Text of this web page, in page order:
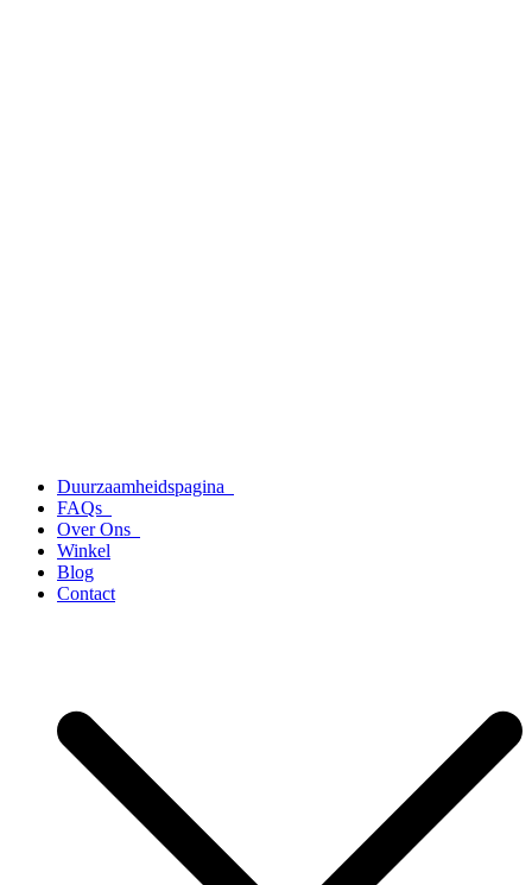
Duurzaamheidspagina
FAQs
Over Ons
Winkel
Blog
Contact